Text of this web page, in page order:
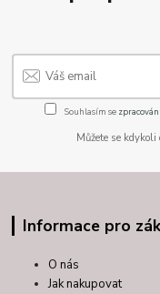
Souhlasím se
Můžete se
Informace pro
O nás
Jak nakupovat